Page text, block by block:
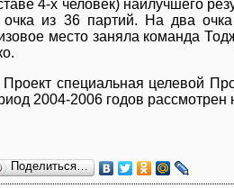
4-х человек) наилучшего
очка из 36 партий. На два
место заняла команда
Проект специальная целевой
2004-2006 годов
Поделиться…